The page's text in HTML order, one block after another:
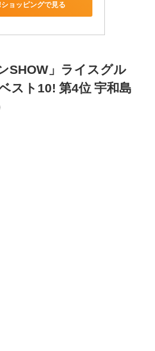
ョッピングで見る
SHOW」ライスグル
スト10! 第4位 宇和島